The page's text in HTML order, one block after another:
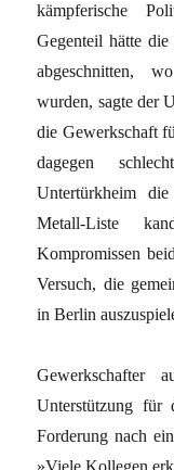
kämpferische
Gegenteil hätte
abgeschnitten,
wurden, sagte der
die Gewerkschaft
dagegen
Untertürkheim
Metall-Liste
Kompromissen
Versuch, die
in Berlin
Gewerkschafter
Unterstützung für
Forderung nach